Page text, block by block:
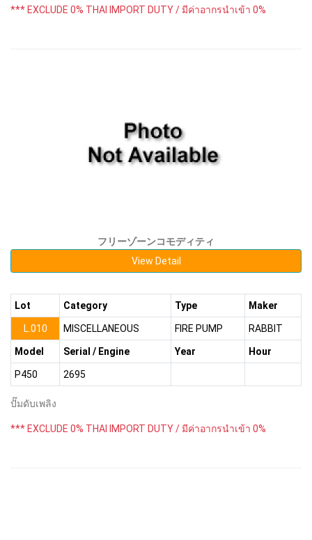
*** EXCLUDE 0% THAI IMPORT DUTY / มีค่าอากรนำเข้า 0%
フリーゾーンコモディティ
View Detail
Lot Category Type Maker
L.010 MISCELLANEOUS FIRE PUMP RABBIT
Model Serial / Engine Year Hour
P450 2695
ปั๊มดับเพลิง
*** EXCLUDE 0% THAI IMPORT DUTY / มีค่าอากรนำเข้า 0%